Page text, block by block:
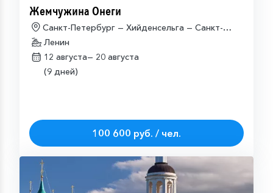
Жемчужина Онеги
Санкт-Петербург — Хийденсельга — Санкт-
Петербург
Ленин
12 августа— 20 августа
(9 дней)
100 600 руб. / чел.